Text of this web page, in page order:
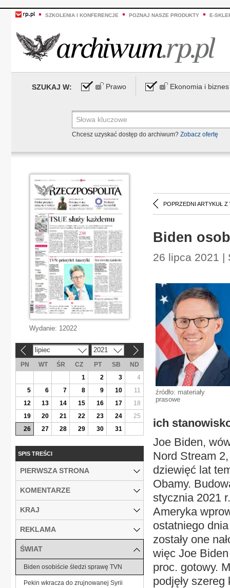
SZKOLENIA I KONFERENCJE POZNAJ NASZE PRODUKTY E-
SZUKAJ W: Prawo Ekonomia i biznes
Chcesz uzyskać dostęp do archiwum? Zobacz ofertę
POPRZEDNI ARTYKUŁ Z
Biden
26 lipca 2021 |
źródło: materiały
prasowe
ich
Joe Biden,
Nord Stream
dziewięć lat
Obamy.
stycznia 2021
Ameryka
ostatniego
zostały one
więc Joe
proc. gotowy.
podjęły
Wydanie: 12022
lipiec 2021
PN WT ŚR CZ PT SB
ND
1
2 3
4
5
6 7 8 9 10
11
12
13 14 15 16 17
18
19
20 21 22 23 24
25
26
27 28 29 30 31
SPIS TREŚCI
PIERWSZA STRONA
KOMENTARZE
KRAJ
REKLAMA
ŚWIAT
Biden osobiście śledzi sprawę TVN
Pekin wkracza do zrujnowanej Syrii